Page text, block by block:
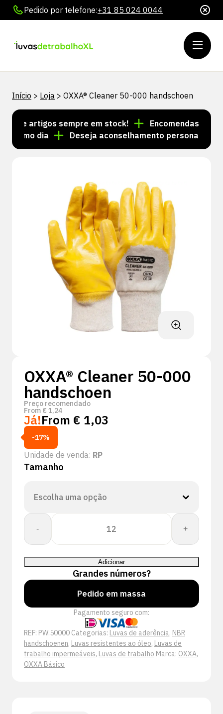
Pedido por telefone:+31 85 024 0044
Início > Loja > OXXA® Cleaner 50-000 handschoen
de artigos sempre em stock!
Encomendas feitas
dia
Deseja aconselhamento personalizado?
OXXA® Cleaner 50-000
handschoen
Preço recomendado
From € 1,24
Já!From € 1,03
-17%
Unidade de venda: RP
Tamanho
-
Quantidade
OXXA®
Cleaner
50-
000
handschoen
+
Adicionar
Grandes números?
Pedido em massa
Pagamento seguro com:
REF: PW.50000 Categorias: Luvas de aderência, NBR
handschoenen, Luvas resistentes ao óleo, Luvas de
trabalho impermeáveis, Luvas de trabalho Marca: OXXA,
OXXA Básico